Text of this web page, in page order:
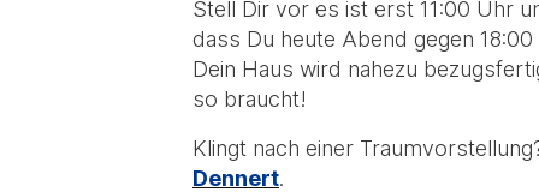
Stell Dir vor es ist erst 11:00 Uhr
dass Du heute Abend gegen
Dein Haus wird nahezu
so braucht!
Klingt nach einer
Dennert.